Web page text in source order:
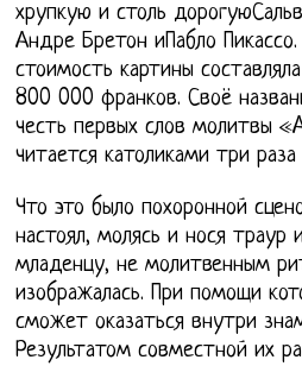
хрупкую и столь
Андре Бретон иПабло
стоимость картины
800 000 франков. Своё
честь первых слов молитвы
читается католиками три
Что это было похоронной
настоял, молясь и нося
младенцу, не молитвенным
изображалась. При помощи
сможет оказаться внутри
Результатом совместной их